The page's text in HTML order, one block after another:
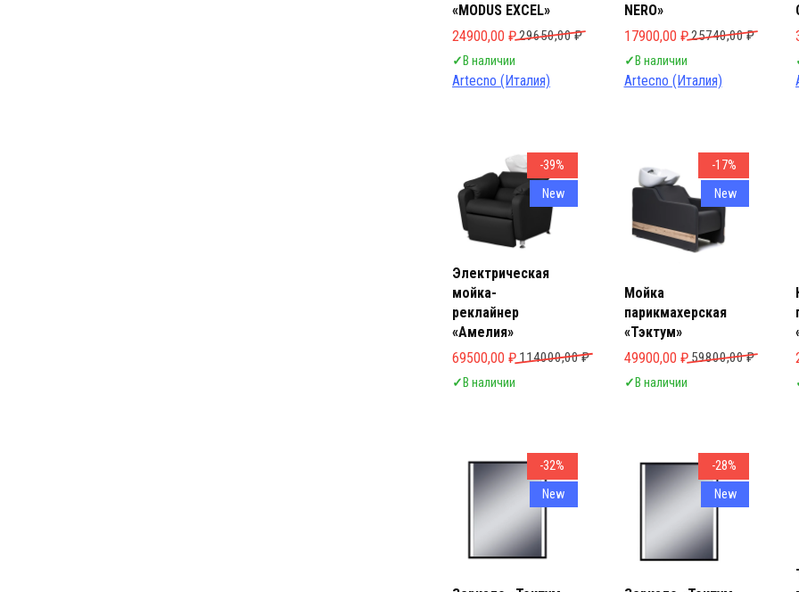
«MODUS EXCEL»
29650,00₽
Первоначальная цена составляла 29650,00 ₽.
24900,00 ₽
Текущая цена: 24900,00 ₽.
✓ В наличии
Artecno (Италия)
NERO»
25740,00₽
Первоначальная цена
17900,00 ₽
Текущая цена: 17900,00 ₽.
✓ В наличии
Artecno (Италия)
-39%
New
Электрическая
мойка-
реклайнер
«Амелия»
114000,00₽
Первоначальная цена составляла 114000,00 ₽.
69500,00 ₽
Текущая цена: 69500,00 ₽.
✓ В наличии
-17%
New
Мойка
парикмахерская
«Тэктум»
59800,00₽
Первоначальная цена
49900,00 ₽
Текущая цена: 49900,00 ₽.
✓ В наличии
-32%
New
-28%
New